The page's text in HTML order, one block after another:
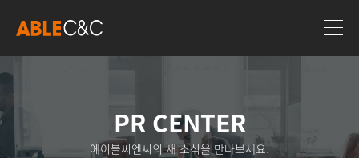
PR CENTER
에이블씨엔씨의 새 소식을 만나보세요.